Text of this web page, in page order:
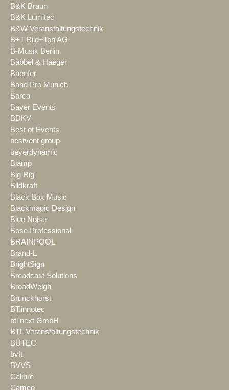
B&K Braun
B&K Lumitec
B&W Veranstaltungstechnik
B+T Bild+Ton AG
B-Musik Berlin
Babbel & Haeger
Baenfer
Band Pro Munich
Barco
Bayer Events
BDKV
Best of Events
bestvent group
beyerdynamic
Biamp
Big Rig
Bildkraft
Black Box Music
Blackmagic Design
Blue Noise
Bose Professional
BRAINPOOL
Brand-L
BrightSign
Broadcast Solutions
BroadWeigh
Brunckhorst
BT.innotec
btl next GmbH
BTL Veranstaltungstechnik
BÜTEC
bvft
BVVS
Calibre
Cameo